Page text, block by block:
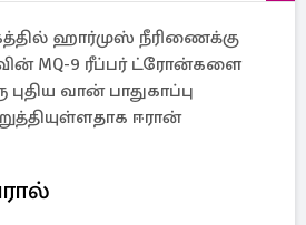
ஹார்முஸ் நீரிணைக்கு
MQ-9 ரீப்பர் ட்ரோன்களை
வான் பாதுகாப்பு
ஈரான்